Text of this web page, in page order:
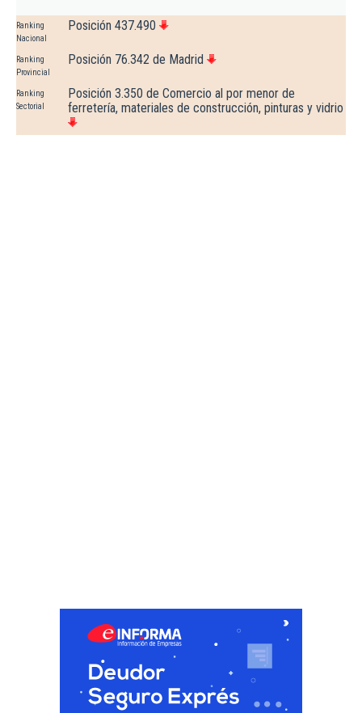
Ranking
Nacional
Posición 437.490
Ranking
Provincial
Posición 76.342 de Madrid
Ranking
Sectorial
Posición 3.350 de Comercio al por menor de
ferretería, materiales de construcción, pinturas y vidrio